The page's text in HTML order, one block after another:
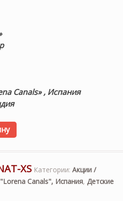
Canals» , Испания
стираемый ковер
XS Категории: Акции /
Canals", Испания, Детские